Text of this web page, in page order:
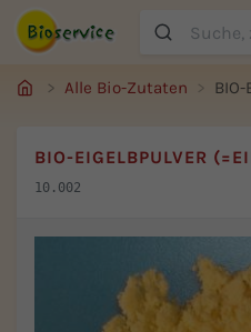
Suche
Alle Bio-Zutaten
BIO-EIGELBPULVER
10.002